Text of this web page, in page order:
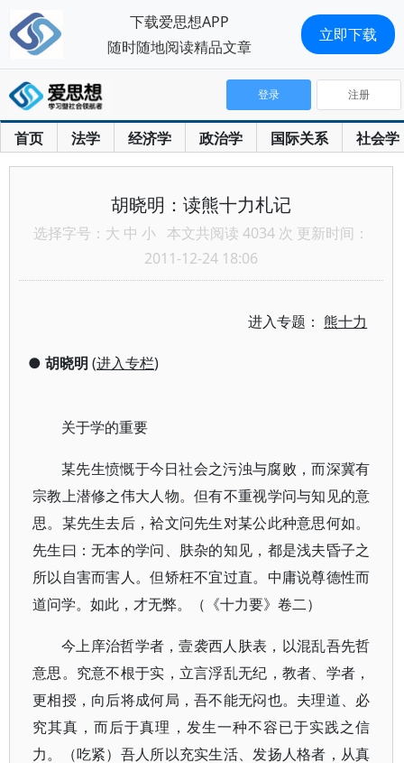
首页 法学 经济学 政治学 国际关系 社会学
登录 注册
胡晓明：读熊十力札记
选择字号： 大 中 小 本文共阅读 4034 次 更新时间：
2011-12-24 18:06
进入专题： 熊十力
● 胡晓明 (进入专栏)
关于学的重要
某先生愤慨于今日社会之污浊与腐败，而深冀有
宗教上潜修之伟大人物。但有不重视学问与知见的意
思。某先生去后，袷文问先生对某公此种意思何如。
先生曰：无本的学问、肤杂的知见，都是浅夫昏子之
所以自害而害人。但矫枉不宜过直。中庸说尊德性而
道问学。如此，才无弊。（《十力要》卷二）
今上庠治哲学者，壹袭西人肤表，以混乱吾先哲
意思。究意不根于实，立言浮乱无纪，教者、学者，
更相授，向后将成何局，吾不能无闷也。夫理道、必
究其真，而后于真理，发生一种不容已于实践之信
力。（吃紧）吾人所以充实生活、发扬人格者，从真
下载爱思想APP
随时随地阅读精品文章
立即下载